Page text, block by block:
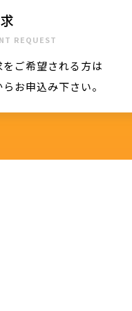
REQUEST
をご希望される方は
お申込み下さい。